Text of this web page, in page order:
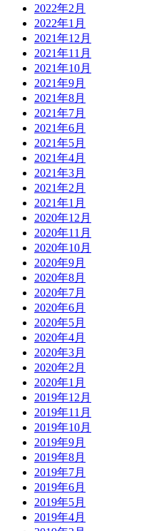
2022年2月
2022年1月
2021年12月
2021年11月
2021年10月
2021年9月
2021年8月
2021年7月
2021年6月
2021年5月
2021年4月
2021年3月
2021年2月
2021年1月
2020年12月
2020年11月
2020年10月
2020年9月
2020年8月
2020年7月
2020年6月
2020年5月
2020年4月
2020年3月
2020年2月
2020年1月
2019年12月
2019年11月
2019年10月
2019年9月
2019年8月
2019年7月
2019年6月
2019年5月
2019年4月